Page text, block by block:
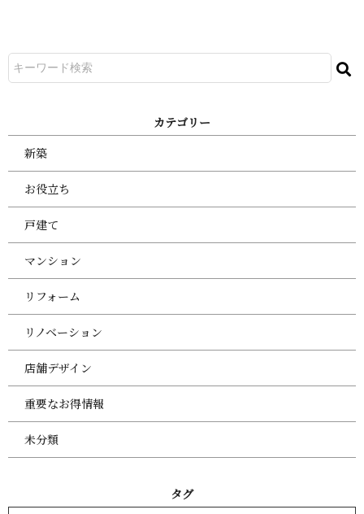
カ テ ゴ リ ー
新築
お役立ち
戸建て
マンション
リフォーム
リノベーション
店舗デザイン
重要なお得情報
未分類
タ グ